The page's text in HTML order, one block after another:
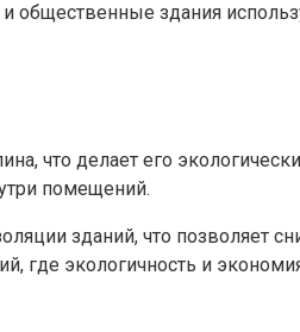
общественные здания
что делает его
помещений.
зданий, что позволяет
экологичность и